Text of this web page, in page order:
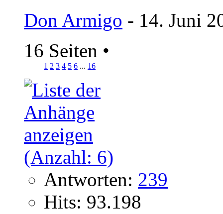
Don Armigo - 14. Juni
16 Seiten •
1 2 3 4 5 6 ... 16
Antworten: 239
Hits: 93.198